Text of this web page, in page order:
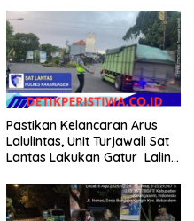
Tilang Manual
Pastikan Kelancaran Arus
Lalulintas, Unit Turjawali Sat
Lantas Lakukan Gatur Lalin